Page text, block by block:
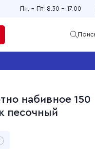
Пн. – Пт: 8.30 – 17.00
набивное 150
песочный